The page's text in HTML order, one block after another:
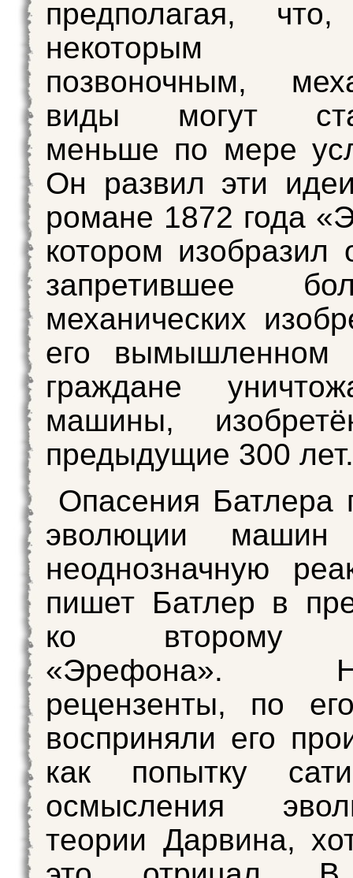
предполагая,
некоторым
позвоночным,
виды могут
меньше по мере
Он развил эти
романе 1872 года
котором изобразил
запретившее
механических
его вымышленном
граждане
машины,
предыдущие 300 лет.
Опасения Батлера
эволюции машин
неоднозначную
пишет Батлер в
ко второму
«Эрефона».
рецензенты, по
восприняли его
как попытку
осмысления
теории Дарвина,